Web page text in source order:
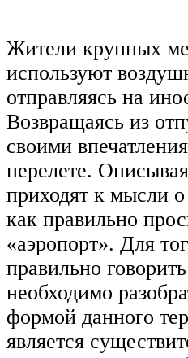
Жители крупных
используют
отправляясь на
Возвращаясь из
своими
перелете.
приходят к мысли
как правильно
«аэропорт». Для
правильно
необходимо
формой данного
является